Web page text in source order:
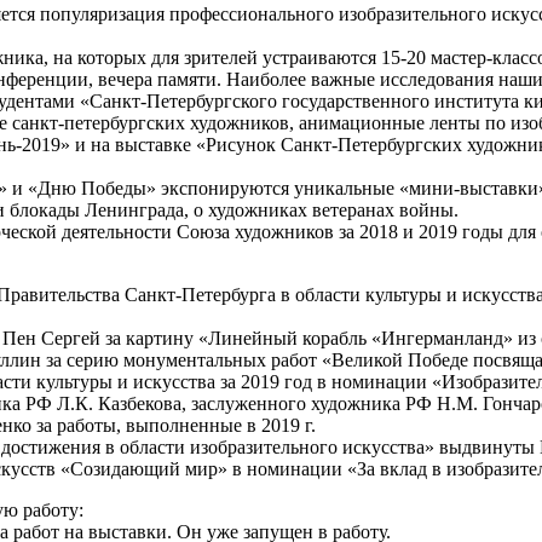
популяризация профессионального изобразительного
на которых для зрителей устраиваются 15-20 мастер-
вечера памяти. Наиболее важные исследования
«Санкт-Петербургского государственного
петербургских художников, анимационные ленты по
2019» и на выставке «Рисунок Санкт-Петербургских
«Дню Победы» экспонируются уникальные «мини-
Ленинграда, о художниках ветеранах войны.
деятельности Союза художников за 2018 и 2019 годы
Санкт-Петербурга в области культуры и
Сергей за картину «Линейный корабль «Ингерманланд»
за серию монументальных работ «Великой Победе
культуры и искусства за 2019 год в номинации
РФ Л.К. Казбекова, заслуженного художника РФ Н.М.
за работы, выполненные в 2019 г.
в области изобразительного искусства»
«Созидающий мир» в номинации «За вклад в
работу:
работ на выставки. Он уже запущен в работу.